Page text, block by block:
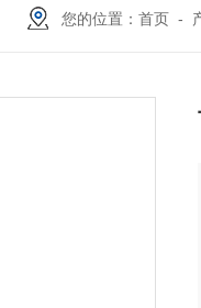
您的位置：首页 -